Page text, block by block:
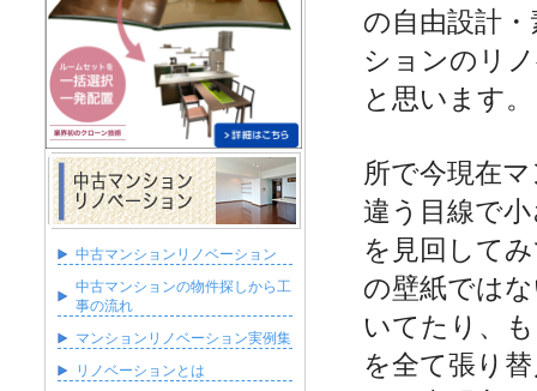
の自由設計
ションのリ
と思います。
所で今現在
違う目線で
を見回して
の壁紙では
いてたり、
を全て張り
中古マンションリノベーション
中古マンションの物件探しから工
事の流れ
マンションリノベーション実例集
リノベーションとは